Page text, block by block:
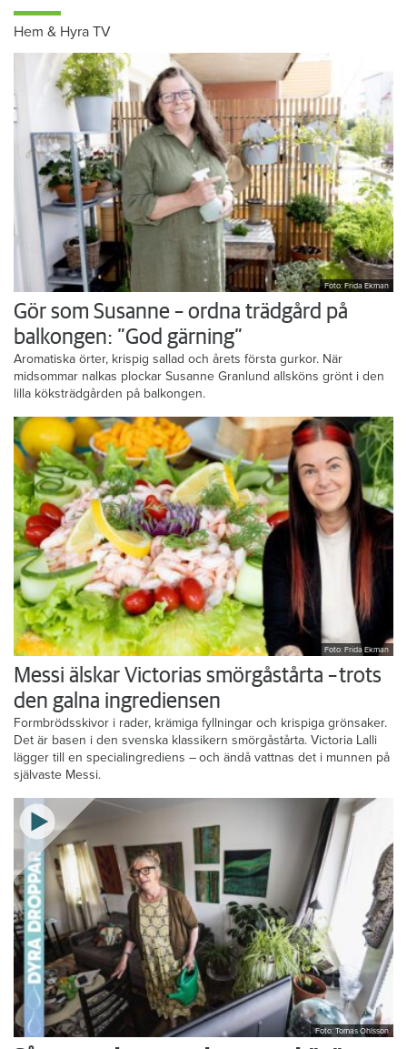
Hem & Hyra TV
Foto: Frida Ekman
Gör som Susanne – ordna trädgård på
balkongen: ”God gärning”
Aromatiska örter, krispig sallad och årets första gurkor. När
midsommar nalkas plockar Susanne Granlund allsköns grönt i den
lilla köksträdgården på balkongen.
Foto: Frida Ekman
Messi älskar Victorias smörgåstårta – trots
den galna ingrediensen
Formbrödsskivor i rader, krämiga fyllningar och krispiga grönsaker.
Det är basen i den svenska klassikern smörgåstårta. Victoria Lalli
lägger till en specialingrediens – och ändå vattnas det i munnen på
självaste Messi.
Foto: Tomas Ohlsson